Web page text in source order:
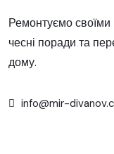
Ремонтуємо своїми
чесні поради та
дому.
info@mir-